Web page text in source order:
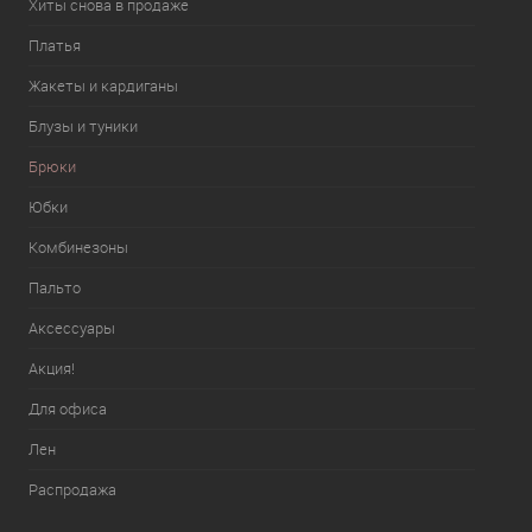
Хиты снова в продаже
Платья
Жакеты и кардиганы
Блузы и туники
Брюки
Юбки
Комбинезоны
Пальто
Аксессуары
Акция!
Для офиса
Лен
Распродажа